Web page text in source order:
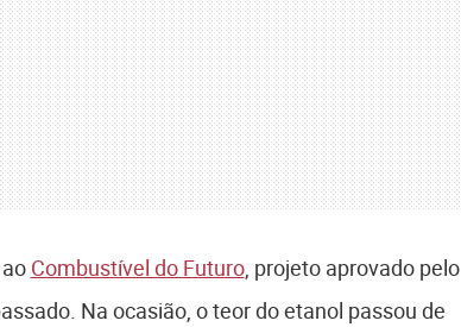
Combustível do Futuro, projeto aprovado pelo
Na ocasião, o teor do etanol passou de